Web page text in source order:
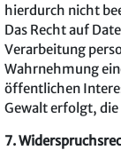
hierdurch nicht
Das Recht auf
Verarbeitung
Wahrnehmung
öffentlichen
Gewalt erfolgt,
7.